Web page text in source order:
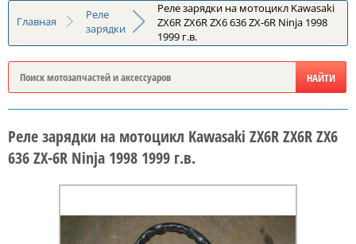
Главная
Реле
зарядки
Реле зарядки на мотоцикл Kawasaki
ZX6R ZX6R ZX6 636 ZX-6R Ninja 1998
1999 г.в.
Реле зарядки на мотоцикл Kawasaki ZX6R ZX6R ZX6
636 ZX-6R Ninja 1998 1999 г.в.